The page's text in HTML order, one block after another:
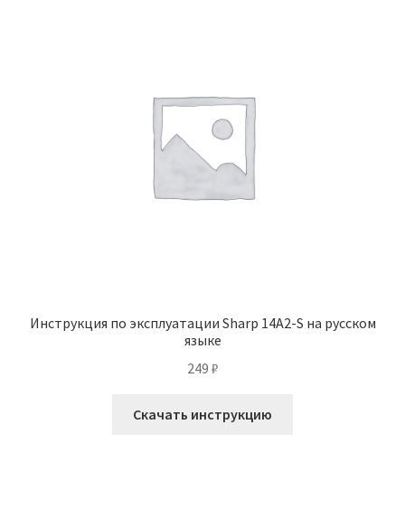
Инструкция по эксплуатации Sharp 14A2-S на русском
языке
249 ₽
Скачать инструкцию